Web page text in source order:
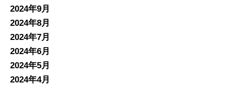
2024年9月
2024年8月
2024年7月
2024年6月
2024年5月
2024年4月